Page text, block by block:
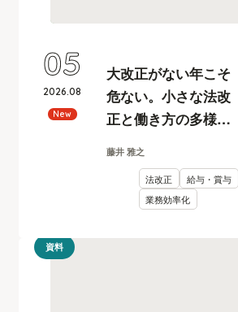
大改正がない年こそ
危ない。小さな法改
正と働き方の多様化
算とリスク管理
藤井 雅之
法改正
給与・賞与
業務効率化
2026.08
05
New
資料